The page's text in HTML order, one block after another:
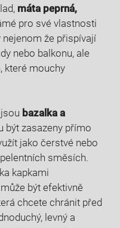
máta peprná,
pro své vlastnosti
že přispívají
nebo balkonu, ale
které mouchy
bazalka a
být zasazeny přímo
jako čerstvé nebo
směsích.
kapkami
být efektivně
chcete chránit před
levný a